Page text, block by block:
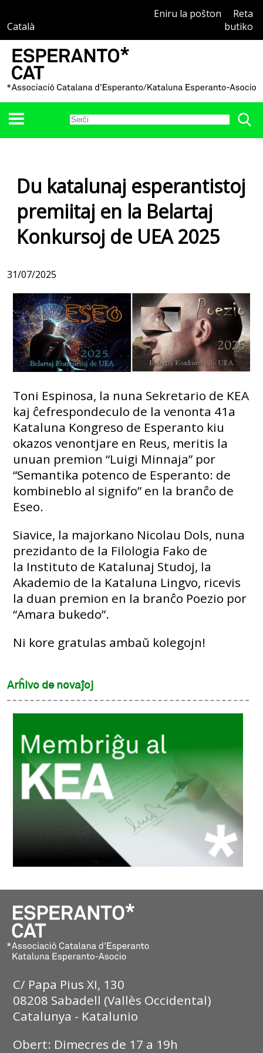
Català
Eniru la poŝton
Reta
butiko
Du katalunaj esperantistoj
premiitaj en la Belartaj
Konkursoj de UEA 2025
31/07/2025
Toni Espinosa, la nuna Sekretario de KEA
kaj ĉefrespondeculo de la venonta 41a
Kataluna Kongreso de Esperanto kiu
okazos venontjare en Reus, meritis la
unuan premion “Luigi Minnaja” por
“Semantika potenco de Esperanto: de
kombineblo al signifo” en la branĉo de
Eseo.
Siavice, la majorkano Nicolau Dols, nuna
prezidanto de la Filologia Fako de
la Instituto de Katalunaj Studoj, la
Akademio de la Kataluna Lingvo, ricevis
la duan premion en la branĉo Poezio por
“Amara bukedo”.
Ni kore gratulas ambaŭ kolegojn!
Arĥivo de novaĵoj
C/ Papa Pius XI, 130
08208 Sabadell (Vallès Occidental)
Catalunya - Katalunio
Obert: Dimecres de 17 a 19h